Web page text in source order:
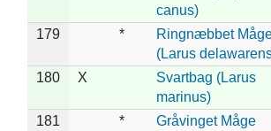
canus)
179 *
Ringnæbbet
(Larus
180 X
Svartbag (Larus
marinus)
181 *
Gråvinget Måge